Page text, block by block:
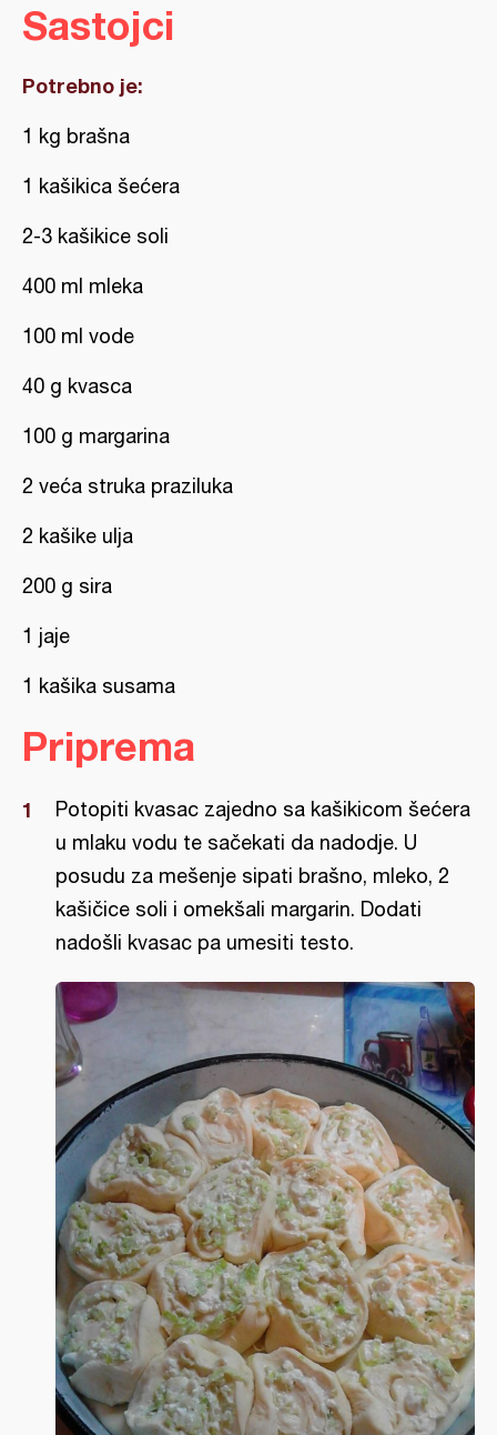
Sastojci
Potrebno je:
1 kg brašna
1 kašikica šećera
2-3 kašikice soli
400 ml mleka
100 ml vode
40 g kvasca
100 g margarina
2 veća struka praziluka
2 kašike ulja
200 g sira
1 jaje
1 kašika susama
Priprema
Potopiti kvasac zajedno sa kašikicom šećera
u mlaku vodu te sačekati da nadodje. U
posudu za mešenje sipati brašno, mleko, 2
kašičice soli i omekšali margarin. Dodati
nadošli kvasac pa umesiti testo.